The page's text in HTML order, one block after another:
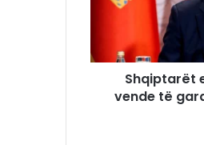
Shqiptarët
vende të